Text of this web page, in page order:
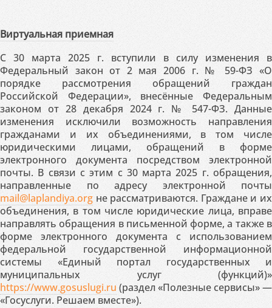
Виртуальная приемная
С 30 марта 2025 г. вступили в силу изменения в
Федеральный закон от 2 мая 2006 г. № 59-ФЗ «О
порядке рассмотрения обращений граждан
Российской Федерации», внесённые Федеральным
законом от 28 декабря 2024 г. № 547-ФЗ. Данные
изменения исключили возможность направления
гражданами и их объединениями, в том числе
юридическими лицами, обращений в форме
электронного документа посредством электронной
почты. В связи с этим с 30 марта 2025 г. обращения,
направленные по адресу электронной почты
mail@laplandiya.org не рассматриваются. Граждане и их
объединения, в том числе юридические лица, вправе
направлять обращения в письменной форме, а также в
форме электронного документа с использованием
федеральной государственной информационной
системы «Единый портал государственных и
муниципальных услуг (функций)»
https://www.gosuslugi.ru (раздел «Полезные сервисы» —
«Госуслуги. Решаем вместе»).